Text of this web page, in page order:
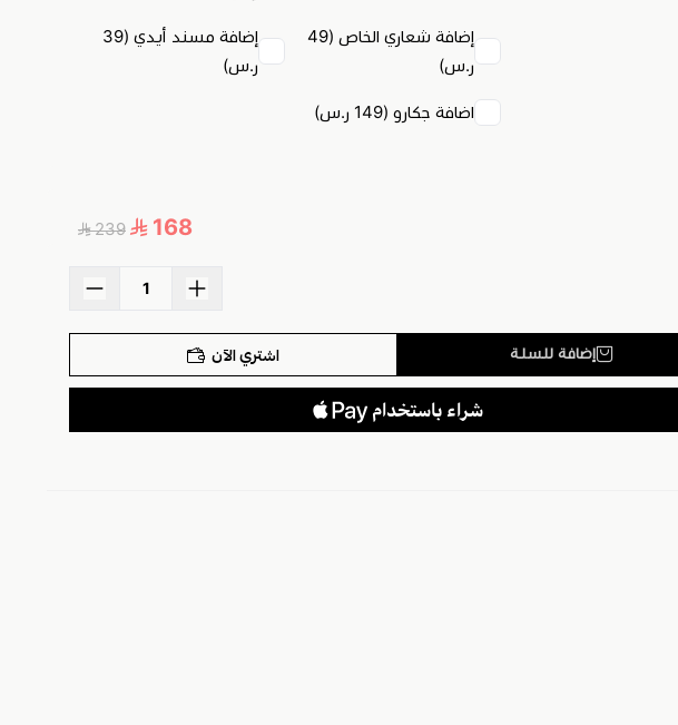
إضافة شعاري الخاص (49
ر.س)
إضافة مسند أيدي (39
ر.س)
اضافة جكارو (149 ر.س)
168
239
إضافة للسلة اشتري الآن